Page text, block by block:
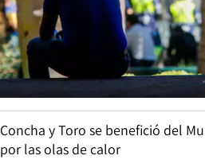
Concha y Toro se benefició del
por las olas de calor